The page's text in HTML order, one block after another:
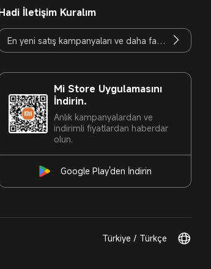
İletişim Kuralım
Mi Store Uygulamasını
İndirin.
Anlık kampanyalardan ve
indirimli fiyatlardan haberdar
olun.
Google Play'den İndirin
Türkiye / Türkçe